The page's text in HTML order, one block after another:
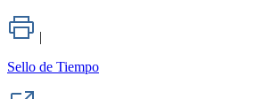
|
Sello de Tiempo